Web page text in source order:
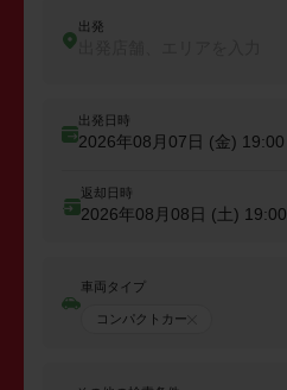
出発
出発日時
2026年08月07日 (金) 19:00
返却日時
2026年08月08日 (土) 19:00
車両タイプ
コンパクトカー